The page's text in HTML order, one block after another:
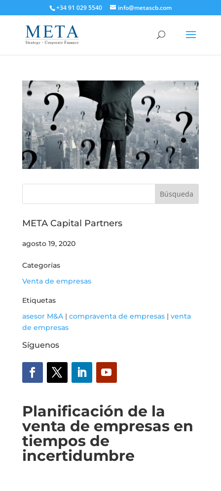
+34 91 029 5540 info@metascb.com
META Capital Partners
agosto 19, 2020
Categorías
Venta de empresas
Etiquetas
asesor M&A| compraventa de empresas| venta
de empresas
Síguenos
Planificación de la
venta de empresas en
tiempos de
incertidumbre